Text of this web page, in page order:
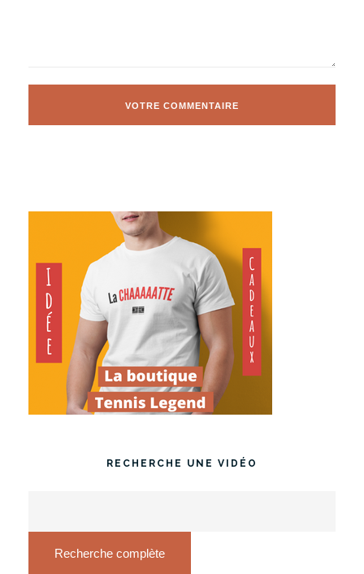
RECHERCHE UNE VIDÉO
Recherche complète